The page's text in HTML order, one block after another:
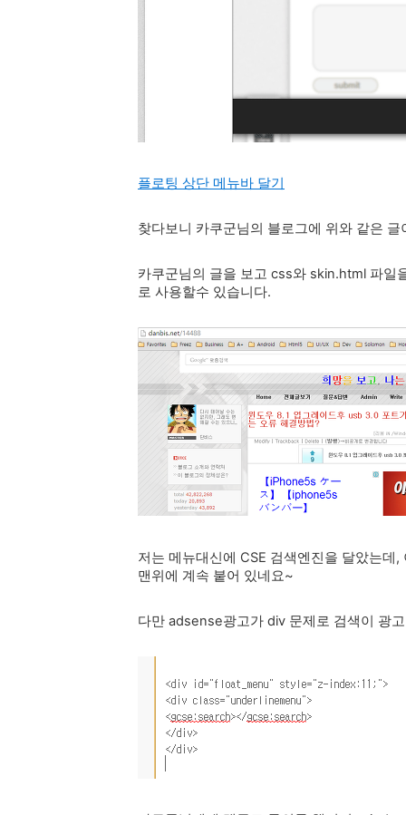
플로팅 상단 메뉴바 달기
찾다보니 카쿠군님의 블로그에 위와 같은
카쿠군님의 글을 보고 css와 skin.html 파일
로 사용할수 있습니다.
저는 메뉴대신에 CSE 검색엔진을 달았는
맨위에 계속 붙어 있네요~
다만 adsense광고가 div 문제로 검색이 광